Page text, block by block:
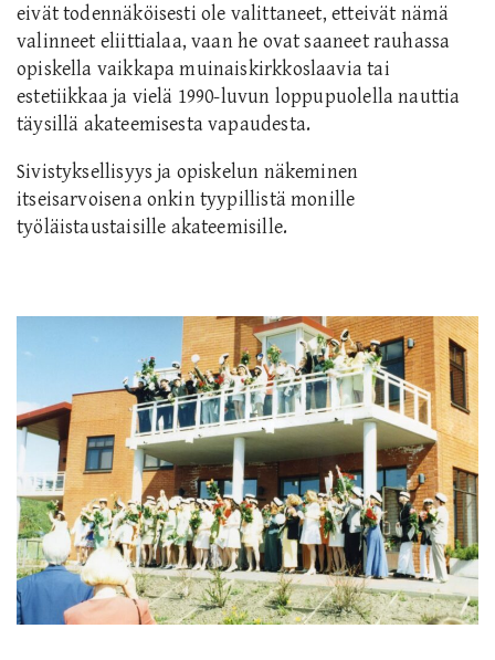
eivät todennäköisesti ole valittaneet, etteivät nämä
valinneet eliittialaa, vaan he ovat saaneet rauhassa
opiskella vaikkapa muinaiskirkkoslaavia tai
estetiikkaa ja vielä 1990-luvun loppupuolella nauttia
täysillä akateemisesta vapaudesta.
Sivistyksellisyys ja opiskelun näkeminen
itseisarvoisena onkin tyypillistä monille
työläistaustaisille akateemisille.